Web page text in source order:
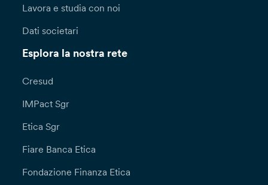
trattamento, di notifica, portabilità dei dati,
opposizione, di non essere sottoposto a una
automatizzato, compresa la profilazione)
Popolare Etica Società cooperativa per azioni,
nonché per ricevere ulteriori informazioni con
riguardo al trattamento dei tuoi dati personali,
Dipendenze, oppure inoltrare richiesta scritta
Lavora e studia con noi
Dati societari
Esplora la nostra rete
Cresud
IMPact Sgr
Etica Sgr
Fiare Banca Etica
Fondazione Finanza Etica